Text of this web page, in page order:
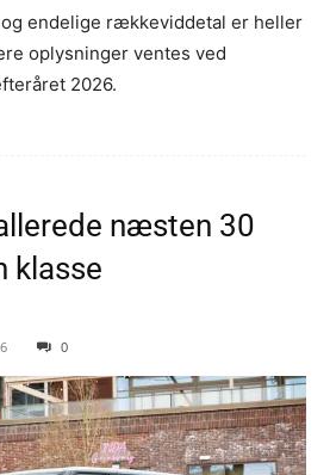
endelige rækkeviddetal er heller
oplysninger ventes ved
2026.
næsten 30
klasse
0